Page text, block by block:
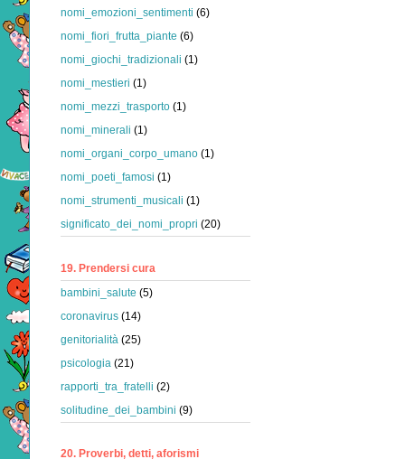
nomi_emozioni_sentimenti (6)
nomi_fiori_frutta_piante (6)
nomi_giochi_tradizionali (1)
nomi_mestieri (1)
nomi_mezzi_trasporto (1)
nomi_minerali (1)
nomi_organi_corpo_umano (1)
nomi_poeti_famosi (1)
nomi_strumenti_musicali (1)
significato_dei_nomi_propri (20)
19. Prendersi cura
bambini_salute (5)
coronavirus (14)
genitorialità (25)
psicologia (21)
rapporti_tra_fratelli (2)
solitudine_dei_bambini (9)
20. Proverbi, detti, aforismi